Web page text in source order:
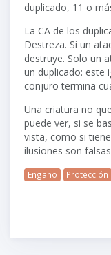
duplicado, 11 o
La CA de los
Destreza. Si un
destruye. Solo un
un duplicado: este
conjuro termina
Una criatura no
puede ver, si se
vista, como si
ilusiones son
Engaño Protección